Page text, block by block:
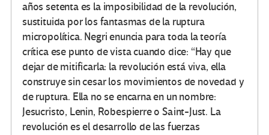
años setenta es la imposibilidad de la revolución,
sustituida por los fantasmas de la ruptura
micropolítica. Negri enuncia para toda la teoría
crítica ese punto de vista cuando dice: “Hay que
dejar de mitificarla: la revolución está viva, ella
construye sin cesar los movimientos de novedad y
de ruptura. Ella no se encarna en un nombre:
Jesucristo, Lenin, Robespierre o Saint-Just. La
revolución es el desarrollo de las fuerzas